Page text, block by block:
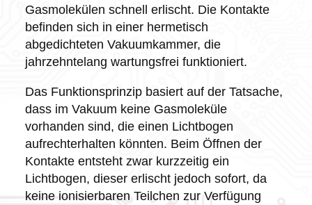
Gasmolekülen schnell erlischt. Die Kontakte
befinden sich in einer hermetisch
abgedichteten Vakuumkammer, die
jahrzehntelang wartungsfrei funktioniert.
Das Funktionsprinzip basiert auf der Tatsache,
dass im Vakuum keine Gasmoleküle
vorhanden sind, die einen Lichtbogen
aufrechterhalten könnten. Beim Öffnen der
Kontakte entsteht zwar kurzzeitig ein
Lichtbogen, dieser erlischt jedoch sofort, da
keine ionisierbaren Teilchen zur Verfügung